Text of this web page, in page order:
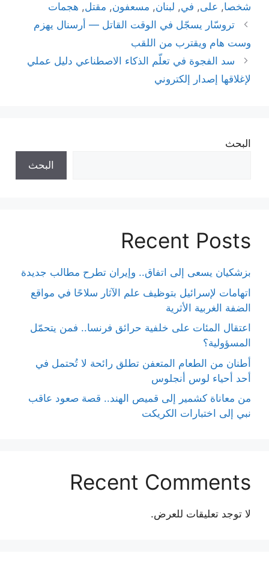
شخصا, على, في, لبنان, مسعفون, مقتل, هجمات
تروسّار يسجّل في الوقت القاتل — أرسنال يهزم
وست هام ويقترب من اللقب
سد الفجوة في تعلّم الذكاء الاصطناعي دليل عملي
لإغلاقها إصدار إلكتروني
البحث
البحث
Recent Posts
بزشكيان يسعى إلى اتفاق.. وإيران تطرح مطالب جديدة
اتهامات لإسرائيل بتوظيف علم الآثار سلاحًا في مواقع
الضفة الغربية الأثرية
اعتقال المئات على خلفية حرائق فرنسا.. فمن يتحمّل
المسؤولية؟
أطنان من الطعام المتعفن تطلق رائحة لا تُحتمل في
أحد أحياء لوس أنجلوس
من معاناة كشمير إلى قميص الهند.. قصة صعود عاقب
نبي إلى اختبارات الكريكت
Recent Comments
لا توجد تعليقات للعرض.